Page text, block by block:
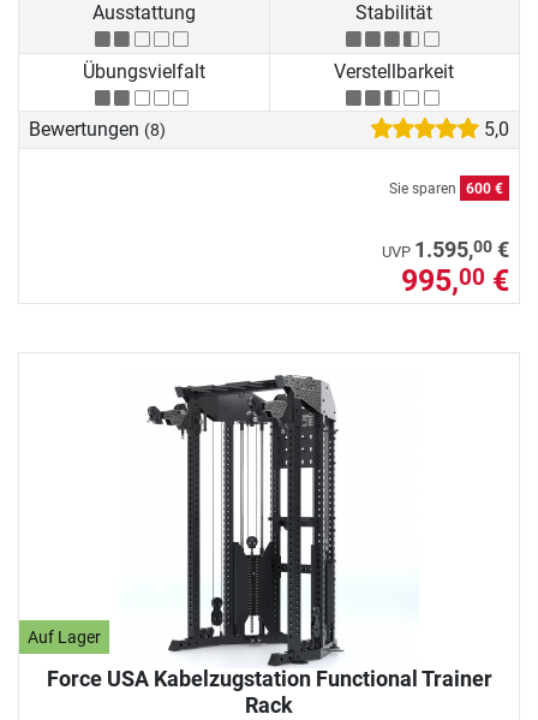
Ausstattung Stabilität
Übungsvielfalt Verstellbarkeit
Bewertungen (8) 5,0
Sie sparen 600 €
UVP 1.595,00 €
995,00 €
Auf Lager
Force USA Kabelzugstation Functional Trainer
Rack